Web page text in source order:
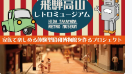
テクノロジー・ガジェット
映像・映画
ビジネス・起業